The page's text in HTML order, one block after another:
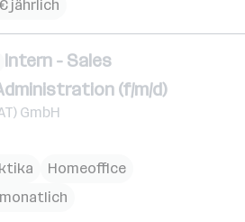
jährlich
Intern - Sales
(f/m/d)
GmbH
Homeoffice
monatlich